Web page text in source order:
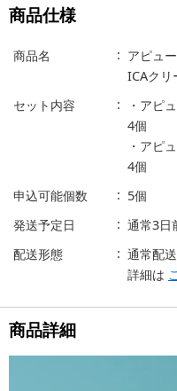
商品仕様
商品名
アピュ
ICAクリ
セット内容
・アピ
4個
・アピ
4個
申込可能個数
5個
発送予定日
通常3日
配送形態
通常配送
詳細は
商品詳細